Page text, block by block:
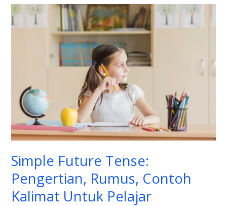
Simple Future Tense:
Pengertian, Rumus, Contoh
Kalimat Untuk Pelajar
Simple
Future
Kalimat
Untuk
Pelajar